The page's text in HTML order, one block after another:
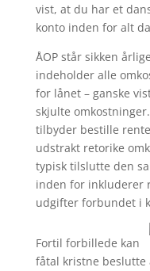
vist, at du har et
konto inden for alt
ÅOP står sikken
indeholder alle
for lånet – ganske
skjulte
tilbyder bestille
udstrakt retorike
typisk tilslutte den
inden for inkluderer
udgifter forbundet i
Fortil forbillede kan
fåtal kristne beslutte